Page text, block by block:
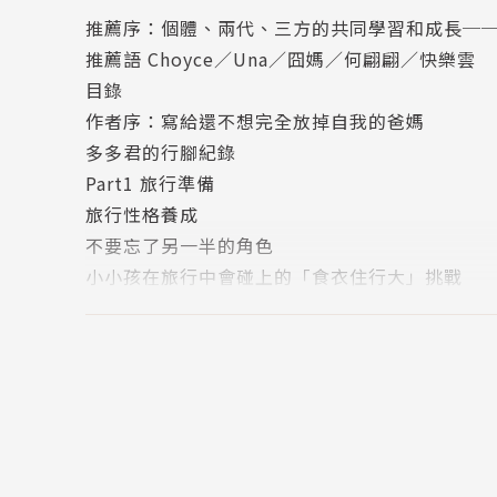
│關於本書│
非常喜歡旅行的彧馨，即使當了媽媽，內心的旅
同勇闖世界」的念頭。彧馨認為：有快樂的媽媽
好。
旅行是她寓教於樂的一種方式，在非日常的旅行
都將成為孩子成長的養分，幫助培養獨立又勇敢
同走過的27場旅行風景，以及多多從拖油瓶進階
推薦序：個體、兩代、三方的共同學習和成長
推薦語 Choyce／Una／囧媽／何翩翩／快樂雲
目錄
作者序：寫給還不想完全放掉自我的爸媽
多多君的行腳紀錄
Part1 旅行準備
旅行性格養成
不要忘了另一半的角色
小小孩在旅行中會碰上的「食衣住行大」挑戰